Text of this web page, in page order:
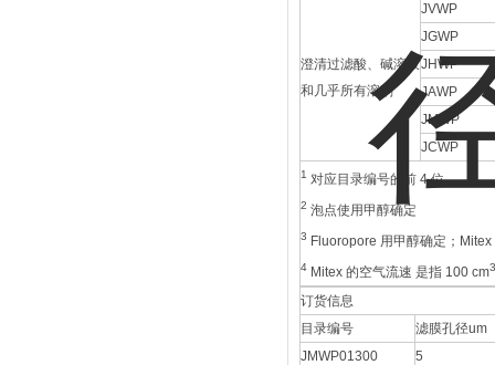
澄清过滤酸、碱溶液
和几乎所有溶剂
JVWP
JGWP
JHWP
JAWP
JMWP
JCWP
1 对应目录编号的前 4 位
2 泡点使用甲醇确定
3 Fluoropore 用甲醇确定；
4 Mitex 的空气流速 是指 100 cm3
订货信息
目录编号
滤膜孔径um
JMWP01300
5